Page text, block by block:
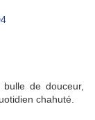
de douceur,
chahuté.